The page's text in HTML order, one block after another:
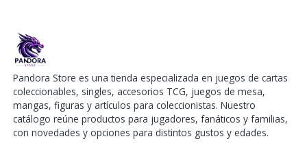
Pandora Store es una tienda especializada en juegos de cartas
coleccionables, singles, accesorios TCG, juegos de mesa,
mangas, figuras y artículos para coleccionistas. Nuestro
catálogo reúne productos para jugadores, fanáticos y familias,
con novedades y opciones para distintos gustos y edades.